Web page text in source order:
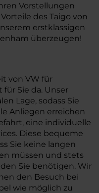
Vorstellungen
des Taigo von
erstklassigen
überzeugen!
von VW für
Sie da. Unser
Lage, sodass Sie
Anliegen erreichen
eine individuelle
Diese bequeme
Sie keine langen
müssen und stets
Sie benötigen. Wir
den Besuch bei
wie möglich zu